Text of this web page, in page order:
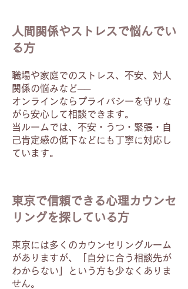
人間関係やストレスで悩んでい
る方
職場や家庭でのストレス、不安、対人
関係の悩みなど──
オンラインならプライバシーを守りな
がら安心して相談できます。
当ルームでは、不安・うつ・緊張・自
己肯定感の低下などにも丁寧に対応し
ています。
東京で信頼できる心理カウンセ
リングを探している方
東京には多くのカウンセリングルーム
がありますが、「自分に合う相談先が
わからない」という方も少なくありま
せん。